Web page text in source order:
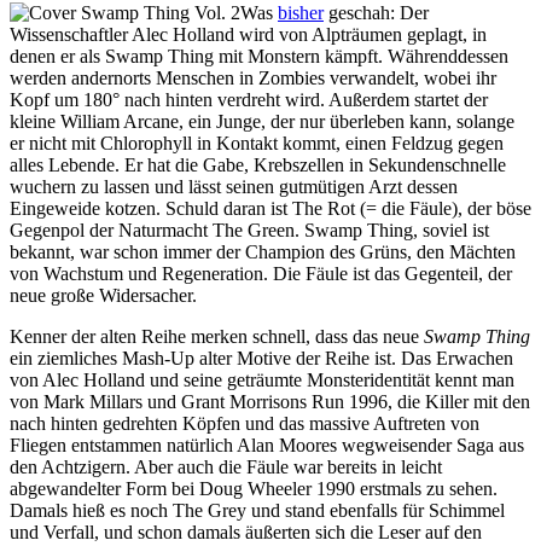
Was bishergeschah: Der
Wissenschaftler Alec Holland wird von Alpträumen geplagt, in
denen er als Swamp Thing mit Monstern kämpft. Währenddessen
werden andernorts Menschen in Zombies verwandelt, wobei ihr
Kopf um 180° nach hinten verdreht wird. Außerdem startet der
kleine William Arcane, ein Junge, der nur überleben kann, solange
er nicht mit Chlorophyll in Kontakt kommt, einen Feldzug gegen
alles Lebende. Er hat die Gabe, Krebszellen in Sekundenschnelle
wuchern zu lassen und lässt seinen gutmütigen Arzt dessen
Eingeweide kotzen. Schuld daran ist The Rot (= die Fäule), der böse
Gegenpol der Naturmacht The Green. Swamp Thing, soviel ist
bekannt, war schon immer der Champion des Grüns, den Mächten
von Wachstum und Regeneration. Die Fäule ist das Gegenteil, der
neue große Widersacher.
Kenner der alten Reihe merken schnell, dass das neue Swamp Thing
ein ziemliches Mash-Up alter Motive der Reihe ist. Das Erwachen
von Alec Holland und seine geträumte Monsteridentität kennt man
von Mark Millars und Grant Morrisons Run 1996, die Killer mit den
nach hinten gedrehten Köpfen und das massive Auftreten von
Fliegen entstammen natürlich Alan Moores wegweisender Saga aus
den Achtzigern. Aber auch die Fäule war bereits in leicht
abgewandelter Form bei Doug Wheeler 1990 erstmals zu sehen.
Damals hieß es noch The Grey und stand ebenfalls für Schimmel
und Verfall, und schon damals äußerten sich die Leser auf den